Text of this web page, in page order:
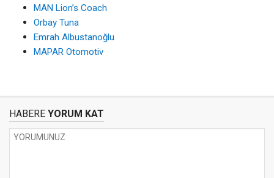
MAN Lion’s Coach
Orbay Tuna
Emrah Albustanoğlu
MAPAR Otomotiv
HABERE YORUM KAT